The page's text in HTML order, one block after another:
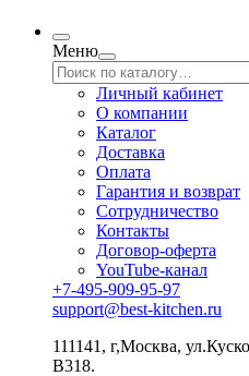
Меню
Личный кабинет
О компании
Каталог
Доставка
Оплата
Гарантия и возврат
Сотрудничество
Контакты
Договор-оферта
YouTube-канал
+7-495-909-95-97
support@best-kitchen.ru
111141, г,Москва,
В318.